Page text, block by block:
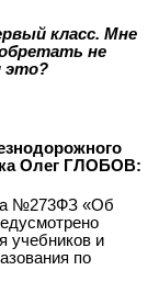
класс. Мне
не
это?
Олег ГЛОБОВ:
№273­ФЗ «Об
учебников и
по